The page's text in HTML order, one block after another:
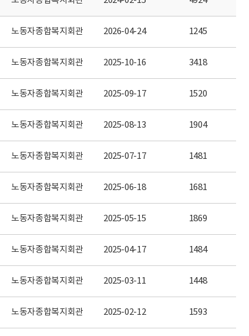
노동자종합복지회관 2026-04-24 1245
노동자종합복지회관 2025-10-16 3418
노동자종합복지회관 2025-09-17 1520
노동자종합복지회관 2025-08-13 1904
노동자종합복지회관 2025-07-17 1481
노동자종합복지회관 2025-06-18 1681
노동자종합복지회관 2025-05-15 1869
노동자종합복지회관 2025-04-17 1484
노동자종합복지회관 2025-03-11 1448
노동자종합복지회관 2025-02-12 1593